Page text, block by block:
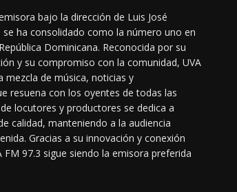
bajo la dirección de Luis José
se ha consolidado como la número uno en
Dominicana. Reconocida por su
y su compromiso con la comunidad, UVA
mezcla de música, noticias y
resuena con los oyentes de todas las
locutores y productores se dedica a
calidad, manteniendo a la audiencia
Gracias a su innovación y conexión
FM 97.3 sigue siendo la emisora preferida